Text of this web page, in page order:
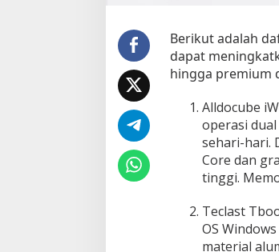
2
1
:
u
a
l
i
t
a
P
r
e
Berikut adalah
dapat
hingga premium
Alldocube
operasi
sehari-hari.
Core dan
tinggi.
Teclast
OS
material